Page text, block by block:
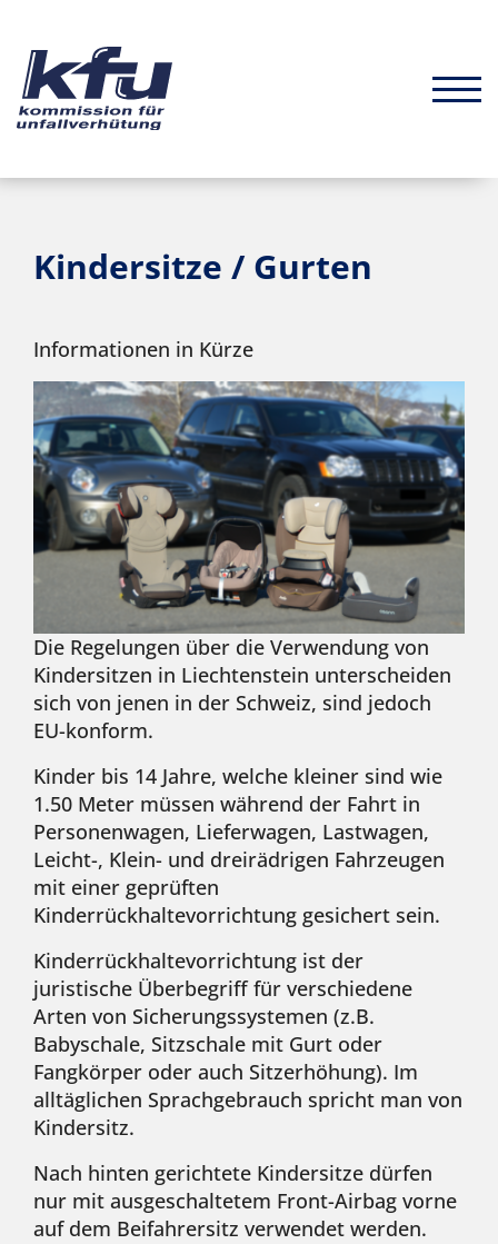
Kindersitze / Gurten
Informationen in Kürze
Die Regelungen über die Verwendung von
Kindersitzen in Liechtenstein unterscheiden
sich von jenen in der Schweiz, sind jedoch
EU-konform.
Kinder bis 14 Jahre, welche kleiner sind wie
1.50 Meter müssen während der Fahrt in
Personenwagen, Lieferwagen, Lastwagen,
Leicht-, Klein- und dreirädrigen Fahrzeugen
mit einer geprüften
Kinderrückhaltevorrichtung gesichert sein.
Kinderrückhaltevorrichtung ist der
juristische Überbegriff für verschiedene
Arten von Sicherungssystemen (z.B.
Babyschale, Sitzschale mit Gurt oder
Fangkörper oder auch Sitzerhöhung). Im
alltäglichen Sprachgebrauch spricht man von
Kindersitz.
Nach hinten gerichtete Kindersitze dürfen
nur mit ausgeschaltetem Front-Airbag vorne
auf dem Beifahrersitz verwendet werden.